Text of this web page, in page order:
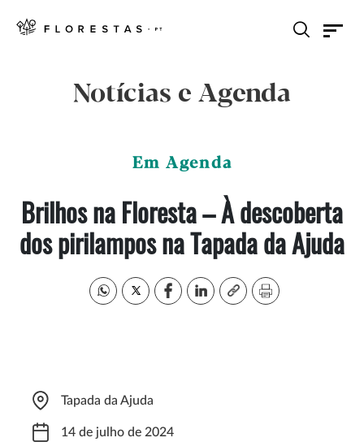
Notícias e Agenda
Em Agenda
Brilhos na Floresta – À descoberta
dos pirilampos na Tapada da Ajuda
Tapada da Ajuda
14 de julho de 2024